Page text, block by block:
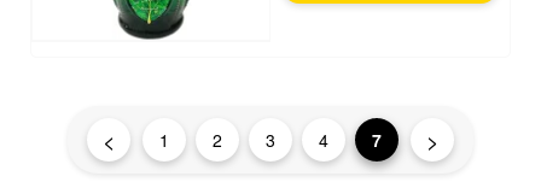
< 1 2 3 4 7 >